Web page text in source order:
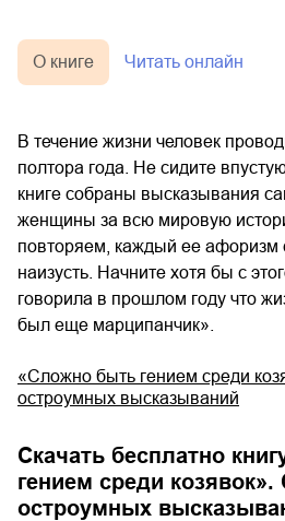
О книге Читать онлайн
В течение жизни человек
полтора года. Не сидите
книге собраны высказывания
женщины за всю мировую
повторяем, каждый ее афоризм
наизусть. Начните хотя бы с
говорила в прошлом году что
был еще марципанчик».
«Сложно быть гением среди
остроумных высказываний
Скачать бесплатно
гением среди козявок».
остроумных